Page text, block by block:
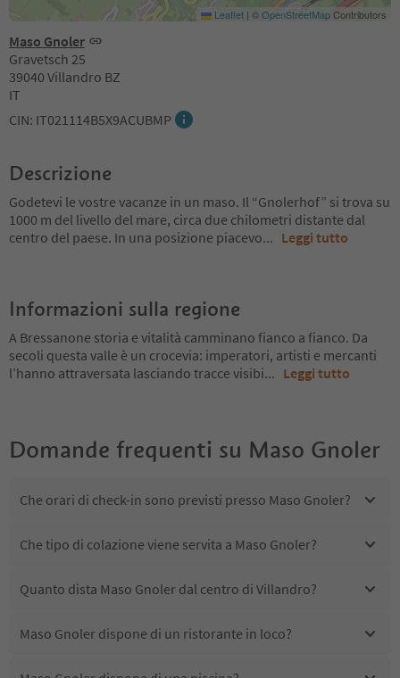
Maso Gnoler
Gravetsch 25
39040 Villandro BZ
IT
CIN: IT021114B5X9ACUBMP
Leaflet | ©OpenStreetMapContributors
Descrizione
Godetevi le vostre vacanze in un maso. Il “Gnolerhof” si trova su
1000 m del livello del mare, circa due chilometri distante dal
centro del paese. In una posizione piacevo... Leggi tutto
Informazioni sulla regione
A Bressanone storia e vitalità camminano fianco a fianco. Da
secoli questa valle è un crocevia: imperatori, artisti e mercanti
l’hanno attraversata lasciando tracce visibi... Leggi tutto
Domande frequenti su Maso Gnoler
Che orari di check-in sono previsti presso Maso Gnoler?
Che tipo di colazione viene servita a Maso Gnoler?
Quanto dista Maso Gnoler dal centro di Villandro?
Maso Gnoler dispone di un ristorante in loco?